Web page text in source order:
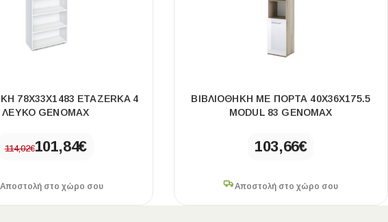
78X33X1483 ETAZERKA 4
ΛΕΥΚΌ GENOMAX
114,02€101,84€
Αποστολή στο χώρο σου
ΒΙΒΛΙΟΘΉΚΗ ΜΕ ΠΌΡΤΑ 40X36X175.5
MODUL 83 GENOMAX
103,66€
Αποστολή στο χώρο σου